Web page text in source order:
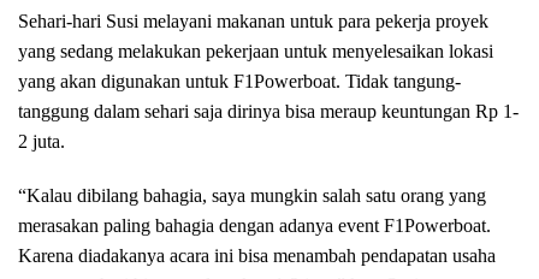
Sehari-hari Susi melayani makanan untuk para pekerja proyek
yang sedang melakukan pekerjaan untuk menyelesaikan lokasi
yang akan digunakan untuk F1Powerboat. Tidak tangung-
tanggung dalam sehari saja dirinya bisa meraup keuntungan Rp 1-
2 juta.
“Kalau dibilang bahagia, saya mungkin salah satu orang yang
merasakan paling bahagia dengan adanya event F1Powerboat.
Karena diadakanya acara ini bisa menambah pendapatan usaha